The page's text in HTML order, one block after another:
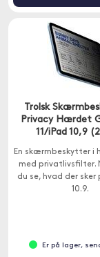
Trolsk
Privacy Hærdet
11/iPad 10,9
En skærmbeskytter i
med privatlivsfilter.
du se, hvad der sker
10.9.
Er på lager,